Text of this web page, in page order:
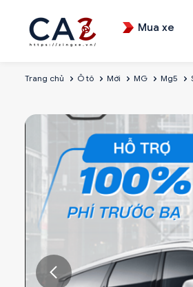
Mua xe
Trang chủ Ô tô Mới MG Mg5